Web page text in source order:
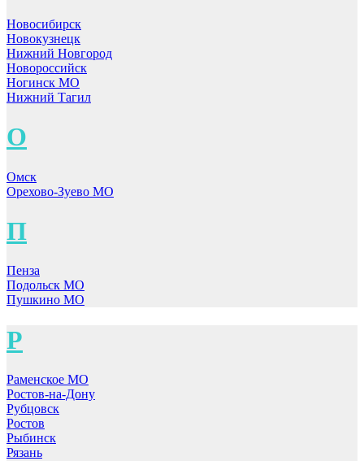
Новосибирск
Новокузнецк
Нижний Новгород
Новороссийск
Ногинск МО
Нижний Тагил
О
Омск
Орехово-Зуево МО
П
Пенза
Подольск МО
Пушкино МО
Р
Раменское МО
Ростов-на-Дону
Рубцовск
Ростов
Рыбинск
Рязань